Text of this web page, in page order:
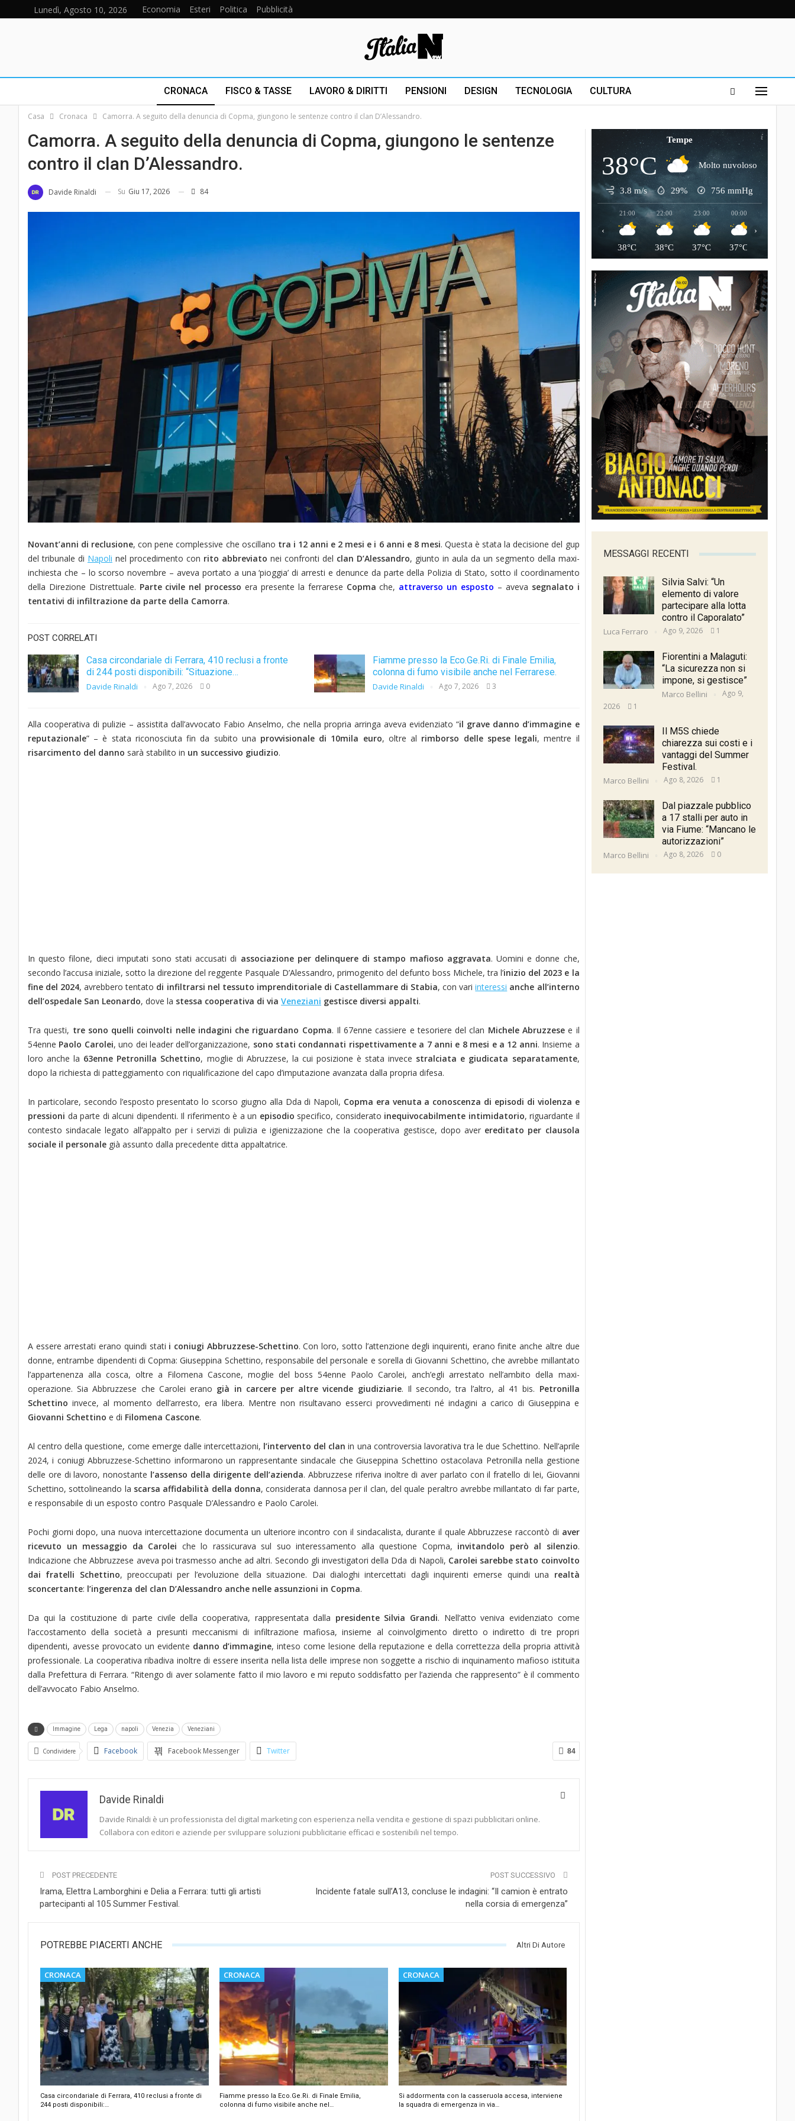
Lunedì, Agosto 10, 2026 Economia Esteri Politica Pubblicità
CRONACA FISCO & TASSE LAVORO & DIRITTI PENSIONI DESIGN TECNOLOGIA CULTURA
Casa Cronaca Camorra. A seguito della denuncia di Copma, giungono le sentenze contro il clan D’Alessandro.
Camorra. A seguito della denuncia di Copma, giungono le sentenze
contro il clan D’Alessandro.
Davide Rinaldi Su Giu 17, 2026 84
Novant’anni di reclusione, con pene complessive che oscillano tra i 12 anni e 2 mesi e i 6 anni e 8 mesi. Questa è stata la decisione del gup
del tribunale di Napoli nel procedimento con rito abbreviato nei confronti del clan D’Alessandro, giunto in aula da un segmento della maxi-
inchiesta che – lo scorso novembre – aveva portato a una ‘pioggia’ di arresti e denunce da parte della Polizia di Stato, sotto il coordinamento
della Direzione Distrettuale. Parte civile nel processo era presente la ferrarese Copma che, attraverso un esposto – aveva segnalato i
tentativi di infiltrazione da parte della Camorra.
POST CORRELATI
Casa circondariale di Ferrara, 410 reclusi a fronte
di 244 posti disponibili: “Situazione…
Davide Rinaldi Ago 7, 2026 0
Fiamme presso la Eco.Ge.Ri. di Finale Emilia,
colonna di fumo visibile anche nel Ferrarese.
Davide Rinaldi Ago 7, 2026 3
Alla cooperativa di pulizie – assistita dall’avvocato Fabio Anselmo, che nella propria arringa aveva evidenziato “il grave danno d’immagine e
reputazionale” – è stata riconosciuta fin da subito una provvisionale di 10mila euro, oltre al rimborso delle spese legali, mentre il
risarcimento del danno sarà stabilito in un successivo giudizio.
In questo filone, dieci imputati sono stati accusati di associazione per delinquere di stampo mafioso aggravata. Uomini e donne che,
secondo l’accusa iniziale, sotto la direzione del reggente Pasquale D’Alessandro, primogenito del defunto boss Michele, tra l’inizio del 2023 e la
fine del 2024, avrebbero tentato di infiltrarsi nel tessuto imprenditoriale di Castellammare di Stabia, con variinteressi anche all’interno
dell’ospedale San Leonardo, dove la stessa cooperativa di via Veneziani gestisce diversi appalti.
Tra questi, tre sono quelli coinvolti nelle indagini che riguardano Copma. Il 67enne cassiere e tesoriere del clan Michele Abruzzese e il
54enne Paolo Carolei, uno dei leader dell’organizzazione, sono stati condannati rispettivamente a 7 anni e 8 mesi e a 12 anni. Insieme a
loro anche la 63enne Petronilla Schettino, moglie di Abruzzese, la cui posizione è stata invece stralciata e giudicata separatamente,
dopo la richiesta di patteggiamento con riqualificazione del capo d’imputazione avanzata dalla propria difesa.
In particolare, secondo l’esposto presentato lo scorso giugno alla Dda di Napoli, Copma era venuta a conoscenza di episodi di violenza e
pressioni da parte di alcuni dipendenti. Il riferimento è a un episodio specifico, considerato inequivocabilmente intimidatorio, riguardante il
contesto sindacale legato all’appalto per i servizi di pulizia e igienizzazione che la cooperativa gestisce, dopo averereditato per clausola
sociale il personale già assunto dalla precedente ditta appaltatrice.
A essere arrestati erano quindi stati i coniugi Abbruzzese-Schettino. Con loro, sotto l’attenzione degli inquirenti, erano finite anche altre due
donne, entrambe dipendenti di Copma: Giuseppina Schettino, responsabile del personale e sorella di Giovanni Schettino, che avrebbe millantato
l’appartenenza alla cosca, oltre a Filomena Cascone, moglie del boss 54enne Paolo Carolei, anch’egli arrestato nell’ambito della maxi-
operazione. Sia Abbruzzese che Carolei erano già in carcere per altre vicende giudiziarie. Il secondo, tra l’altro, al 41 bis. Petronilla
Schettino invece, al momento dell’arresto, era libera. Mentre non risultavano esserci provvedimenti né indagini a carico di Giuseppina e
Giovanni Schettino e di Filomena Cascone.
Al centro della questione, come emerge dalle intercettazioni, l’intervento del clan in una controversia lavorativa tra le due Schettino. Nell’aprile
2024, i coniugi Abbruzzese-Schettino informarono un rappresentante sindacale che Giuseppina Schettino ostacolava Petronilla nella gestione
delle ore di lavoro, nonostante l’assenso della dirigente dell’azienda. Abbruzzese riferiva inoltre di aver parlato con il fratello di lei, Giovanni
Schettino, sottolineando la scarsa affidabilità della donna, considerata dannosa per il clan, del quale peraltro avrebbe millantato di far parte,
e responsabile di un esposto contro Pasquale D’Alessandro e Paolo Carolei.
Pochi giorni dopo, una nuova intercettazione documenta un ulteriore incontro con il sindacalista, durante il quale Abbruzzese raccontò di aver
ricevuto un messaggio da Carolei che lo rassicurava sul suo interessamento alla questione Copma, invitandolo però al silenzio.
Indicazione che Abbruzzese aveva poi trasmesso anche ad altri. Secondo gli investigatori della Dda di Napoli, Carolei sarebbe stato coinvolto
dai fratelli Schettino, preoccupati per l’evoluzione della situazione. Dai dialoghi intercettati dagli inquirenti emerse quindi una realtà
sconcertante: l’ingerenza del clan D’Alessandro anche nelle assunzioni in Copma.
Da qui la costituzione di parte civile della cooperativa, rappresentata dalla presidente Silvia Grandi. Nell’atto veniva evidenziato come
l’accostamento della società a presunti meccanismi di infiltrazione mafiosa, insieme al coinvolgimento diretto o indiretto di tre propri
dipendenti, avesse provocato un evidente danno d’immagine, inteso come lesione della reputazione e della correttezza della propria attività
professionale. La cooperativa ribadiva inoltre di essere inserita nella lista delle imprese non soggette a rischio di inquinamento mafioso istituita
dalla Prefettura di Ferrara. “Ritengo di aver solamente fatto il mio lavoro e mi reputo soddisfatto per l’azienda che rappresento” è il commento
dell’avvocato Fabio Anselmo.
Immagine Lega napoli Venezia Veneziani
84
Condividere Facebook Facebook Messenger Twitter
Davide Rinaldi
Davide Rinaldi è un professionista del digital marketing con esperienza nella vendita e gestione di spazi pubblicitari online.
Collabora con editori e aziende per sviluppare soluzioni pubblicitarie efficaci e sostenibili nel tempo.
POST PRECEDENTE
Irama, Elettra Lamborghini e Delia a Ferrara: tutti gli artisti
partecipanti al 105 Summer Festival.
POST SUCCESSIVO
Incidente fatale sull’A13, concluse le indagini: “Il camion è entrato
nella corsia di emergenza”
POTREBBE PIACERTI ANCHE Altri Di Autore
CRONACA
Casa circondariale di Ferrara, 410 reclusi a fronte di
244 posti disponibili:…
CRONACA
Fiamme presso la Eco.Ge.Ri. di Finale Emilia,
colonna di fumo visibile anche nel…
CRONACA
Si addormenta con la casseruola accesa, interviene
la squadra di emergenza in via…
Tempe
38°C Molto nuvoloso
3.8 m/s 29% 756 mmHg
21:00
38°C
22:00
38°C
23:00
37°C
00:00
37°C
‹ ›
MESSAGGI RECENTI
Silvia Salvi: “Un
elemento di valore
partecipare alla lotta
contro il Caporalato”
Luca Ferraro Ago 9, 2026 1
Fiorentini a Malaguti:
“La sicurezza non si
impone, si gestisce”
Marco Bellini
Ago 9,
2026
1
Il M5S chiede
chiarezza sui costi e i
vantaggi del Summer
Festival.
Marco Bellini Ago 8, 2026 1
Dal piazzale pubblico
a 17 stalli per auto in
via Fiume: “Mancano le
autorizzazioni”
Marco Bellini Ago 8, 2026 0